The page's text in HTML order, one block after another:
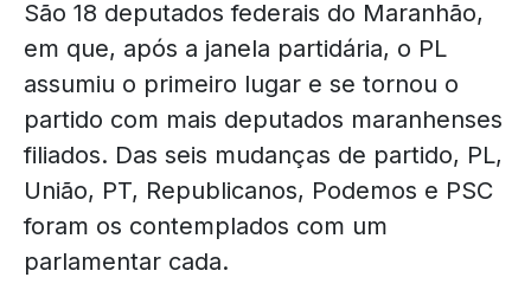
São 18 deputados federais do Maranhão,
em que, após a janela partidária, o PL
assumiu o primeiro lugar e se tornou o
partido com mais deputados maranhenses
filiados. Das seis mudanças de partido, PL,
União, PT, Republicanos, Podemos e PSC
foram os contemplados com um
parlamentar cada.